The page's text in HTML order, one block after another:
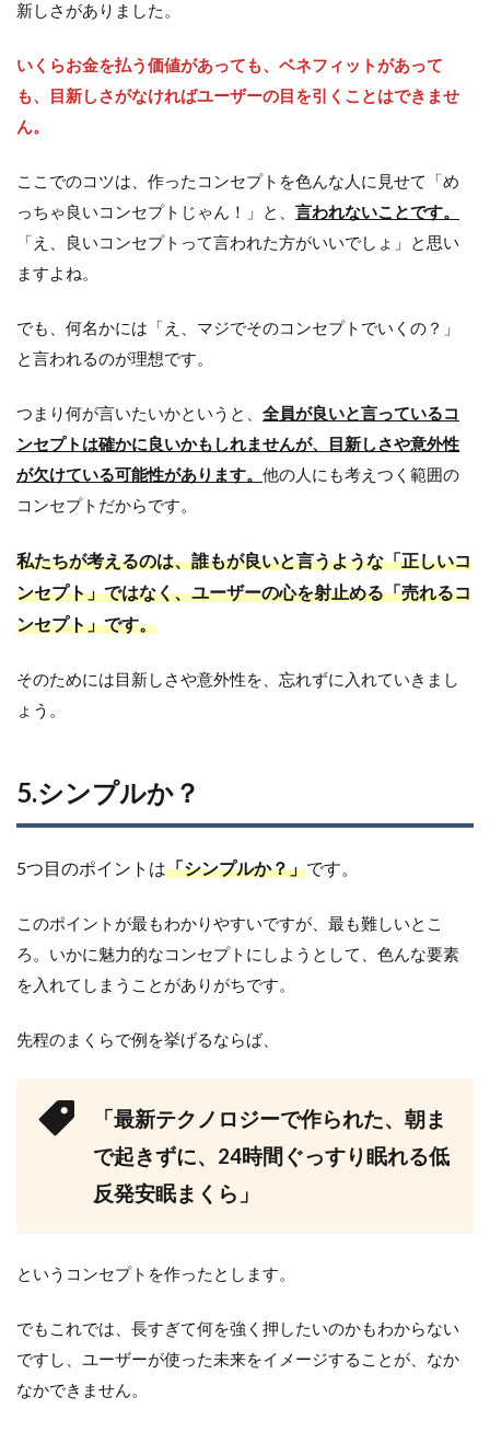
新しさがありました。
いくらお金を払う価値があっても、ベネフィットがあって
も、目新しさがなければユーザーの目を引くことはできませ
ん。
ここでのコツは、作ったコンセプトを色んな人に見せて「め
っちゃ良いコンセプトじゃん！」と、 言われないことです。
「え、良いコンセプトって言われた方がいいでしょ」と思い
ますよね。
でも、何名かには「え、マジでそのコンセプトでいくの？」
と言われるのが理想です。
つまり何が言いたいかというと、 全員が良いと言っているコ
ンセプトは確かに良いかもしれませんが、目新しさや意外性
が欠けている可能性があります。 他の人にも考えつく範囲の
コンセプトだからです。
私たちが考えるのは、誰もが良いと言うような「正しいコ
ンセプト」ではなく、ユーザーの心を射止める「売れるコ
ンセプト」です。
そのためには目新しさや意外性を、忘れずに入れていきまし
ょう。
5.シンプルか？
5つ目のポイントは「シンプルか？」です。
このポイントが最もわかりやすいですが、最も難しいとこ
ろ。いかに魅力的なコンセプトにしようとして、色んな要素
を入れてしまうことがありがちです。
先程のまくらで例を挙げるならば、
「最新テクノロジーで作られた、朝ま
で起きずに、24時間ぐっすり眠れる低
反発安眠まくら」
というコンセプトを作ったとします。
でもこれでは、長すぎて何を強く押したいのかもわからない
ですし、ユーザーが使った未来をイメージすることが、なか
なかできません。